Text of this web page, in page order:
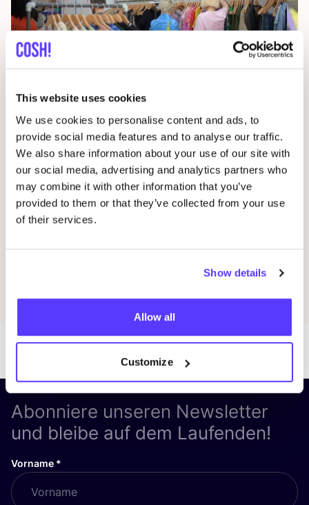
This website uses cookies
We use cookies to personalise content and ads, to
provide social media features and to analyse our traffic.
We also share information about your use of our site with
our social media, advertising and analytics partners who
may combine it with other information that you’ve
provided to them or that they’ve collected from your use
of their services.
Show details
Allow all
Customize
Kleiderei beim cooldown°earth Festival 2026
Areal Böhler, Halle am Wasserturm, Hansaallee 321, 40549
Düsseldorf
Kleiderei Köln
Shopping-Event
Abonniere unseren Newsletter
und bleibe auf dem Laufenden!
Vorname *